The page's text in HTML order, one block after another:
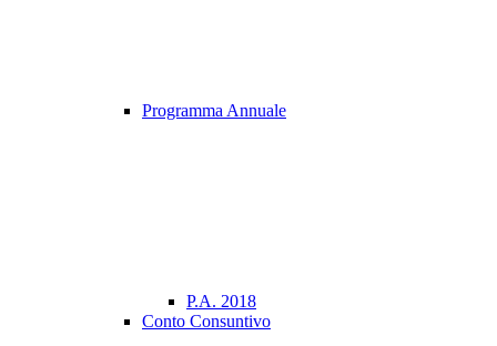
Programma Annuale
P.A. 2018
Conto Consuntivo